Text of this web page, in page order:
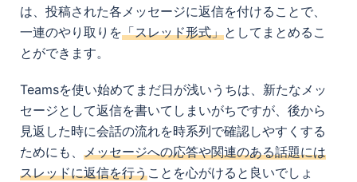
は、投稿された各メッセージに返信を付けることで、
一連のやり取りを「スレッド形式」としてまとめるこ
とができます。
Teamsを使い始めてまだ日が浅いうちは、新たなメッ
セージとして返信を書いてしまいがちですが、後から
見返した時に会話の流れを時系列で確認しやすくする
ためにも、 メッセージへの応答や関連のある話題には
スレッドに返信を行うことを心がけると良いでしょ